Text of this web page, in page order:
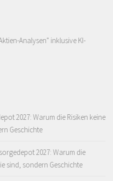
Analysen" inklusive KI-
2027: Warum die Risiken keine
Geschichte
2027: Warum die
sind, sondern Geschichte